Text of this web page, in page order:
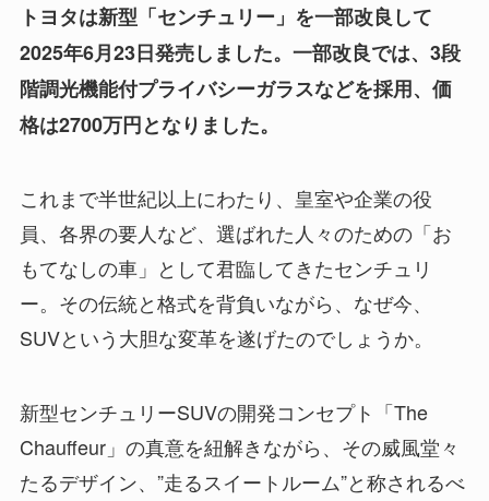
トヨタは新型「センチュリー」を一部改良して
2025年6月23日発売しました。一部改良では、3段
階調光機能付プライバシーガラスなどを採用、価
格は2700万円となりました。
これまで半世紀以上にわたり、皇室や企業の役
員、各界の要人など、選ばれた人々のための「お
もてなしの車」として君臨してきたセンチュリ
ー。その伝統と格式を背負いながら、なぜ今、
SUVという大胆な変革を遂げたのでしょうか。
新型センチュリーSUVの開発コンセプト「The
Chauffeur」の真意を紐解きながら、その威風堂々
たるデザイン、”走るスイートルーム”と称されるべ